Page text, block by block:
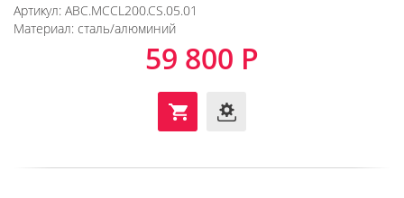
Артикул: ABC.MCCL200.CS.05.01
Материал: сталь/алюминий
59 800 Р